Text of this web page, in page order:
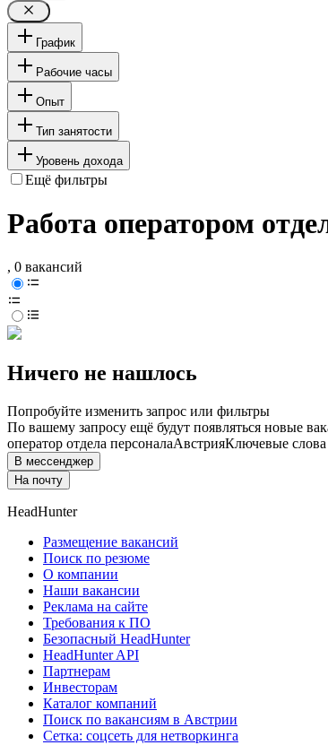
График
Рабочие часы
Опыт
Тип занятости
Уровень дохода
Ещё фильтры
Работа оператором
, 0 вакансий
Ничего не нашлось
Попробуйте изменить запрос или фильтры
По вашему запросу ещё будут появляться новые
оператор отдела персоналаАвстрияКлючевые
В мессенджер
На почту
HeadHunter
Размещение вакансий
Поиск по резюме
О компании
Наши вакансии
Реклама на сайте
Требования к ПО
Безопасный HeadHunter
HeadHunter API
Партнерам
Инвесторам
Каталог компаний
Поиск по вакансиям в Австрии
Сетка: соцсеть для нетворкинга